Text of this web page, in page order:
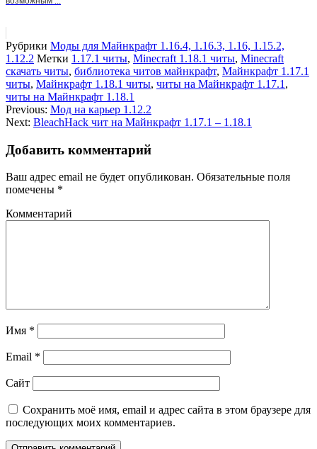
Рубрики Моды для Майнкрафт 1.16.4, 1.16.3, 1.16, 1.15.2,
1.12.2 Метки 1.17.1 читы, Minecraft 1.18.1 читы, Minecraft
скачать читы, библиотека читов майнкрафт, Майнкрафт 1.17.1
читы, Майнкрафт 1.18.1 читы, читы на Майнкрафт 1.17.1 ,
читы на Майнкрафт 1.18.1
Previous: Мод на карьер 1.12.2
Next: BleachHack чит на Майнкрафт 1.17.1 – 1.18.1
Добавить комментарий
Ваш адрес email не будет опубликован. Обязательные поля
помечены *
Комментарий
Имя *
Email *
Сайт
Сохранить моё имя, email и адрес сайта в этом браузере для
последующих моих комментариев.